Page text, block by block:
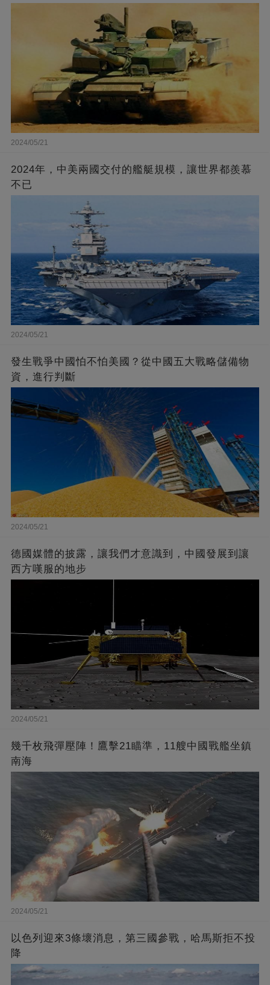
2024/05/21
2024年，中美兩國交付的艦艇規模，讓世界都羨慕
不已
2024/05/21
發生戰爭中國怕不怕美國？從中國五大戰略儲備物
資，進行判斷
2024/05/21
德國媒體的披露，讓我們才意識到，中國發展到讓
西方嘆服的地步
2024/05/21
幾千枚飛彈壓陣！鷹擊21瞄準，11艘中國戰艦坐鎮
南海
2024/05/21
以色列迎來3條壞消息，第三國參戰，哈馬斯拒不投
降